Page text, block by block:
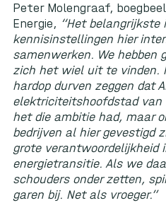
Peter Molengraaf,
Energie, “Het belangrijkste
kennisinstellingen hier
samenwerken. We hebben
zich het wiel uit te vinden.
hardop durven zeggen dat
elektriciteitshoofdstad van
het die ambitie had, maar
bedrijven al hier gevestigd
grote verantwoordelijkheid
energietransitie. Als we
schouders onder zetten,
garen bij. Net als vroeger.”